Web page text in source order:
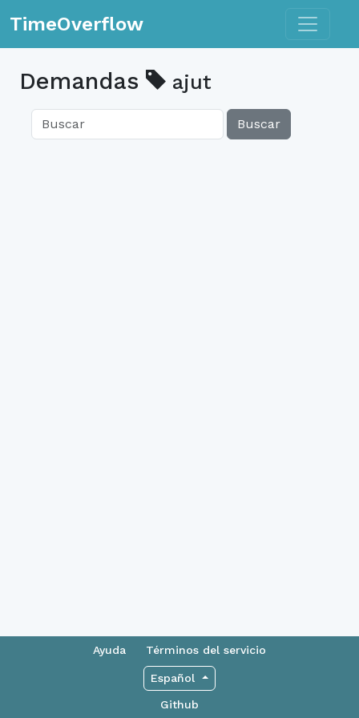
TimeOverflow Toggle
Demandas ajut
Buscar
Ayuda Términos del servicio
Español
Github